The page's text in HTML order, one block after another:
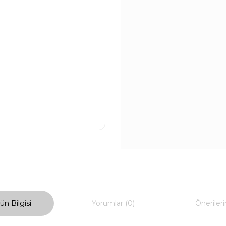
Bilgisi Yorumlar (0)